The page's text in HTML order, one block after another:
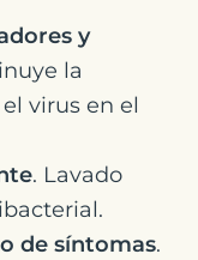
y
la
virus en el
. Lavado
de síntomas.